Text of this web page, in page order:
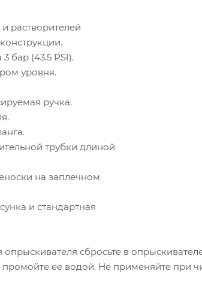
растворителей
бар (43.5 PSI).
уровня.
ручка.
трубки длиной
на заплечном
и стандартная
сбросьте в
ее водой. Не применяйте при